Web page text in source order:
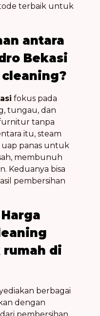
terbaik untuk
antara
Bekasi
fokus pada
tungau, dan
tanpa
itu, steam
panas untuk
membunuh
Keduanya bisa
pembersihan
rumah di
berbagai
dengan